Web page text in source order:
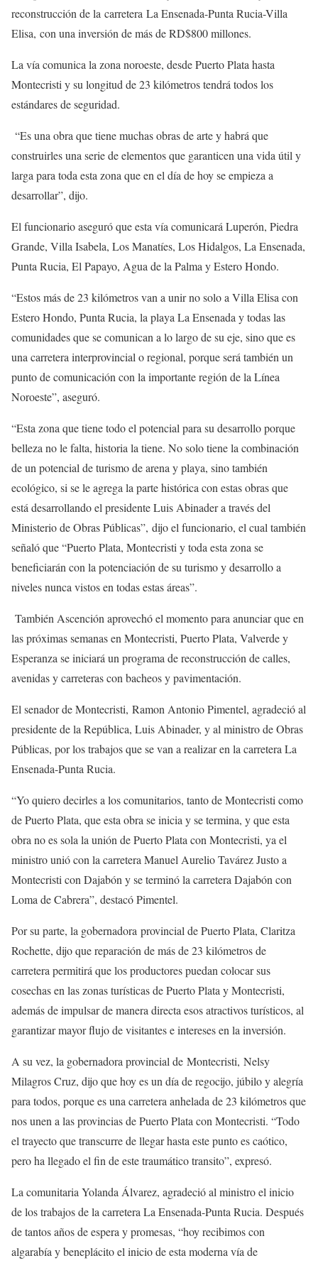
reconstrucción de la carretera La Ensenada-Punta Rucia-Villa
Elisa, con una inversión de más de RD$800 millones.
La vía comunica la zona noroeste, desde Puerto Plata hasta
Montecristi y su longitud de 23 kilómetros tendrá todos los
estándares de seguridad.
“Es una obra que tiene muchas obras de arte y habrá que
construirles una serie de elementos que garanticen una vida útil y
larga para toda esta zona que en el día de hoy se empieza a
desarrollar”, dijo.
El funcionario aseguró que esta vía comunicará Luperón, Piedra
Grande, Villa Isabela, Los Manatíes, Los Hidalgos, La Ensenada,
Punta Rucia, El Papayo, Agua de la Palma y Estero Hondo.
“Estos más de 23 kilómetros van a unir no solo a Villa Elisa con
Estero Hondo, Punta Rucia, la playa La Ensenada y todas las
comunidades que se comunican a lo largo de su eje, sino que es
una carretera interprovincial o regional, porque será también un
punto de comunicación con la importante región de la Línea
Noroeste”, aseguró.
“Esta zona que tiene todo el potencial para su desarrollo porque
belleza no le falta, historia la tiene. No solo tiene la combinación
de un potencial de turismo de arena y playa, sino también
ecológico, si se le agrega la parte histórica con estas obras que
está desarrollando el presidente Luis Abinader a través del
Ministerio de Obras Públicas”, dijo el funcionario, el cual también
señaló que “Puerto Plata, Montecristi y toda esta zona se
beneficiarán con la potenciación de su turismo y desarrollo a
niveles nunca vistos en todas estas áreas”.
También Ascención aprovechó el momento para anunciar que en
las próximas semanas en Montecristi, Puerto Plata, Valverde y
Esperanza se iniciará un programa de reconstrucción de calles,
avenidas y carreteras con bacheos y pavimentación.
El senador de Montecristi, Ramon Antonio Pimentel, agradeció al
presidente de la República, Luis Abinader, y al ministro de Obras
Públicas, por los trabajos que se van a realizar en la carretera La
Ensenada-Punta Rucia.
“Yo quiero decirles a los comunitarios, tanto de Montecristi como
de Puerto Plata, que esta obra se inicia y se termina, y que esta
obra no es sola la unión de Puerto Plata con Montecristi, ya el
ministro unió con la carretera Manuel Aurelio Tavárez Justo a
Montecristi con Dajabón y se terminó la carretera Dajabón con
Loma de Cabrera”, destacó Pimentel.
Por su parte, la gobernadora provincial de Puerto Plata, Claritza
Rochette, dijo que reparación de más de 23 kilómetros de
carretera permitirá que los productores puedan colocar sus
cosechas en las zonas turísticas de Puerto Plata y Montecristi,
además de impulsar de manera directa esos atractivos turísticos, al
garantizar mayor flujo de visitantes e intereses en la inversión.
A su vez, la gobernadora provincial de Montecristi, Nelsy
Milagros Cruz, dijo que hoy es un día de regocijo, júbilo y alegría
para todos, porque es una carretera anhelada de 23 kilómetros que
nos unen a las provincias de Puerto Plata con Montecristi. “Todo
el trayecto que transcurre de llegar hasta este punto es caótico,
pero ha llegado el fin de este traumático transito”, expresó.
La comunitaria Yolanda Álvarez, agradeció al ministro el inicio
de los trabajos de la carretera La Ensenada-Punta Rucia. Después
de tantos años de espera y promesas, “hoy recibimos con
algarabía y beneplácito el inicio de esta moderna vía de